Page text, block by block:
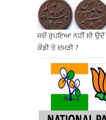
ਜਦੋਂ ਰੁਪਇਆ ਨਹੀਂ ਸੀ ਉਦੋਂ
ਕੌਡੀ ਤੇ ਦਮੜੀ ?